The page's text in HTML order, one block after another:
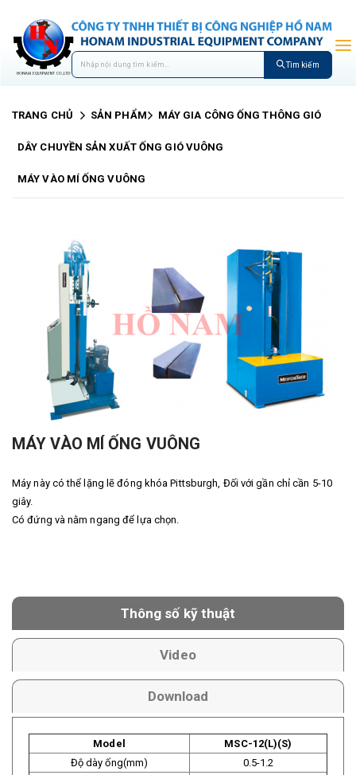
Tìm kiếm
TRANG CHỦ SẢN PHẨM MÁY GIA CÔNG ỐNG THÔNG GIÓ
DÂY CHUYỀN SẢN XUẤT ỐNG GIÓ VUÔNG
MÁY VÀO MÍ ỐNG VUÔNG
MÁY VÀO MÍ ỐNG VUÔNG
Máy này có thể lặng lẽ đóng khóa Pittsburgh, Đối với gần chỉ cần 5-10
giây.
Có đứng và nằm ngang để lựa chọn.
Thông số kỹ thuật
Video
Download
Model
MSC-12(L)(S)
Độ dày ống(mm)
0.5-1.2